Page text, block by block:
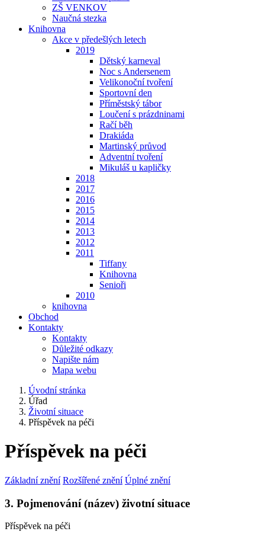
ZŠ VENKOV
Naučná stezka
Knihovna
Akce v předešlých letech
2019
Dětský karneval
Noc s Andersenem
Velikonoční tvoření
Sportovní den
Příměstský tábor
Loučení s prázdninami
Račí běh
Drakiáda
Martinský průvod
Adventní tvoření
Mikuláš u kapličky
2018
2017
2016
2015
2014
2013
2012
2011
Tiffany
Knihovna
Senioři
2010
knihovna
Obchod
Kontakty
Kontakty
Důležité odkazy
Napište nám
Mapa webu
Úvodní stránka
Úřad
Životní situace
Příspěvek na péči
Příspěvek na péči
Základní znění Rozšířené znění Úplné znění
3. Pojmenování (název) životní situace
Příspěvek na péči